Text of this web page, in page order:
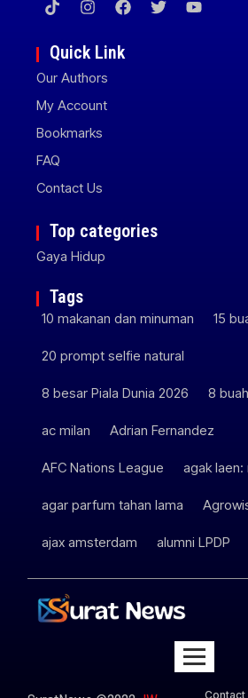
Quick Link
Our Authors
My Account
Bookmarks
FAQ
Contact Us
Top categories
Gaya Hidup
Tags
10 makanan dan minuman 15
20 prompt selfie natural
8 besar Piala Dunia 2026 8
ac milan Adrian Fernandez
AFC Nations League agak laen:
agar parfum tahan lama
ajax amsterdam alumni LPDP
Contact